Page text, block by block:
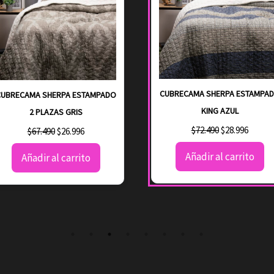
SHERPA ESTAMPADO
2 PLAZAS GRIS
$67.490El
original
era:
$26.996El
precio
actual
es:
Añadir al carrito
CUBRECAMA SHERPA
KING AZUL
$72.490El
original
era:
$28.996El
precio
actual
es:
Añadir al carrito